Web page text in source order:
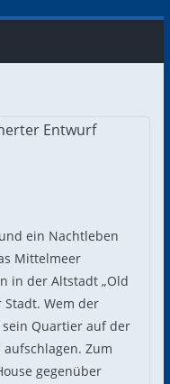
ein Nachtleben
Mittelmeer
in der Altstadt „Old
Stadt. Wem der
Quartier auf der
Zum
gegenüber